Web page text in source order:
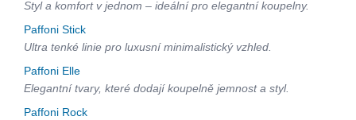
Styl a komfort v jednom – ideální pro elegantní koupelny.
Paffoni Stick
Ultra tenké linie pro luxusní minimalistický vzhled.
Paffoni Elle
Elegantní tvary, které dodají koupelně jemnost a styl.
Paffoni Rock